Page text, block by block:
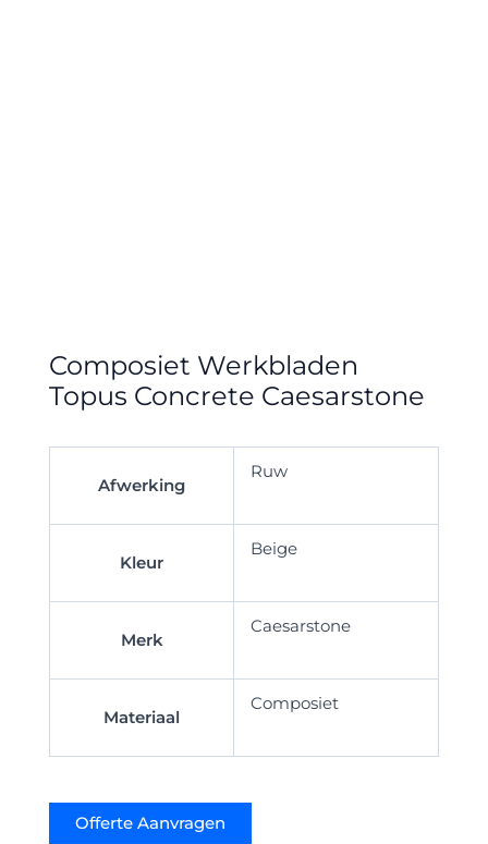
Composiet Werkbladen
Topus Concrete Caesarstone
Afwerking
Ruw
Kleur
Beige
Merk
Caesarstone
Materiaal
Composiet
Offerte Aanvragen